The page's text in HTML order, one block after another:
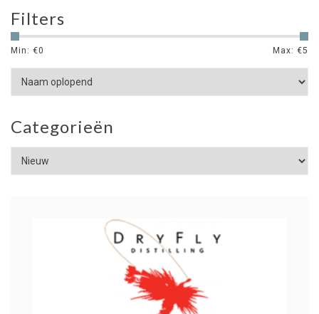
Filters
Min: €0 Max: €5
Categorieën